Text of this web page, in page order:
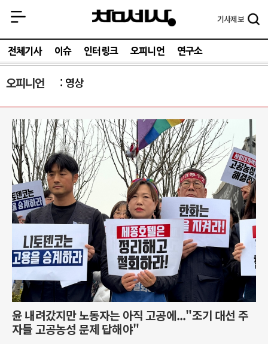
기사제보
전체기사 이슈 인터링크 오피니언 연구소
오피니언 영상
윤 내려갔지만 노동자는 아직 고공에..."조기 대선 주
자들 고공농성 문제 답해야"